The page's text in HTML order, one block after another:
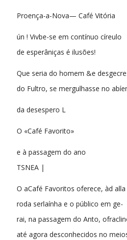
Proença-a-Nova— Café Vitória
ún ! Vivbe-se em contínuo círeulo
de esperâniças é ilusões!
Que seria do homem &e
do Fultro, se mergulhasse no
da desespero L
O «Café Favorito»
e à passagem do ano
TSNEA |
O aCafé Favoritos oferece, àd alla
roda serlaínha e o público em ge-
rai, na passagem do Anto,
até agora desconhecidos no